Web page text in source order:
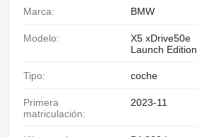
Marca: BMW
Modelo:
X5 xDrive50e
Launch Edition
Tipo: coche
Primera
matriculación:
2023-11